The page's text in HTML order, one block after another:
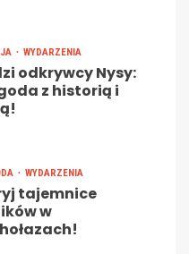
WYDARZENIA
odkrywcy Nysy:
z historią i
WYDARZENIA
tajemnice
w